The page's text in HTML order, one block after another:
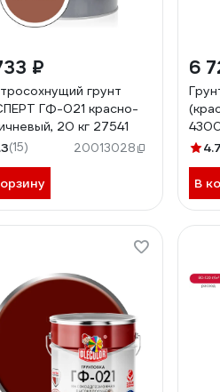
₽
грунт
ГФ-021 красно-
20 кг 27541
(15) 20013028
6
В